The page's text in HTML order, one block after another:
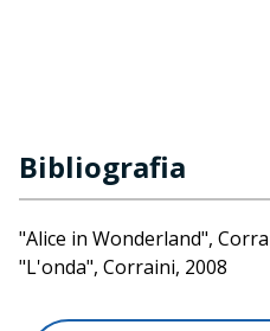
Bibliografia
"Alice in Wonderland",
"L'onda", Corraini, 2008